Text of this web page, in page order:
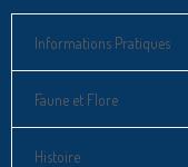
Informations Pratiques
Faune et Flore
Histoire